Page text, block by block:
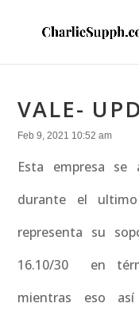
VALE-
Feb 9, 2021 10:52 am
Esta empresa
durante el
representa su
16.10/30 en
mientras eso